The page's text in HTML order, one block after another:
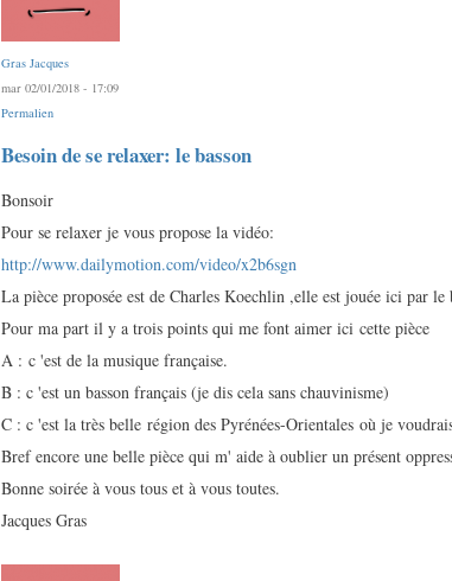
Gras Jacques
mar 02/01/2018 - 17:09
Permalien
Besoin de se relaxer: le basson
Bonsoir
Pour se relaxer je vous propose la vidéo:
http://www.dailymotion.com/video/x2b6sgn
La pièce proposée est de Charles Koechlin ,elle est jouée ici par
Pour ma part il y a trois points qui me font aimer ici cette pièce
A : c 'est de la musique française.
B : c 'est un basson français (je dis cela sans chauvinisme)
C : c 'est la très belle région des Pyrénées-Orientales où je
Bref encore une belle pièce qui m' aide à oublier un présent
Bonne soirée à vous tous et à vous toutes.
Jacques Gras